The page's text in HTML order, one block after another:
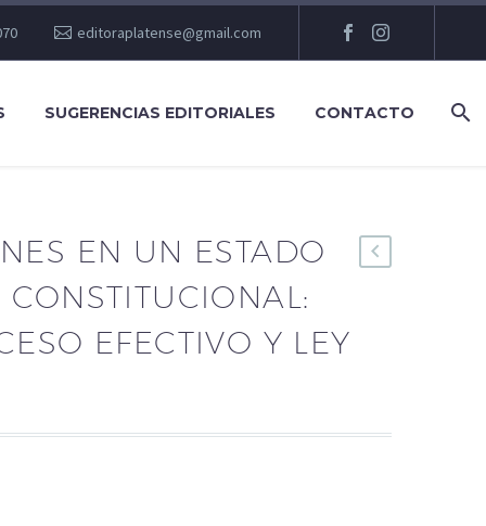
editoraplatense@gmail.com
SUGERENCIAS EDITORIALES CONTACTO
EN UN ESTADO
EFECTIVO Y LEY